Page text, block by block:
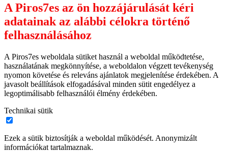
A Piros7es az ön hozzájárulását kéri
adatainak az alábbi célokra történő
felhasználásához
A Piros7es weboldala sütiket használ a weboldal működtetése,
használatának megkönnyítése, a weboldalon végzett tevékenység
nyomon követése és releváns ajánlatok megjelenítése érdekében. A
javasolt beállítások elfogadásával minden sütit engedélyez a
legoptimálisabb felhasználói élmény érdekében.
Technikai sütik
Ezek a sütik biztosítják a weboldal működését. Anonymizált
információkat tartalmaznak.